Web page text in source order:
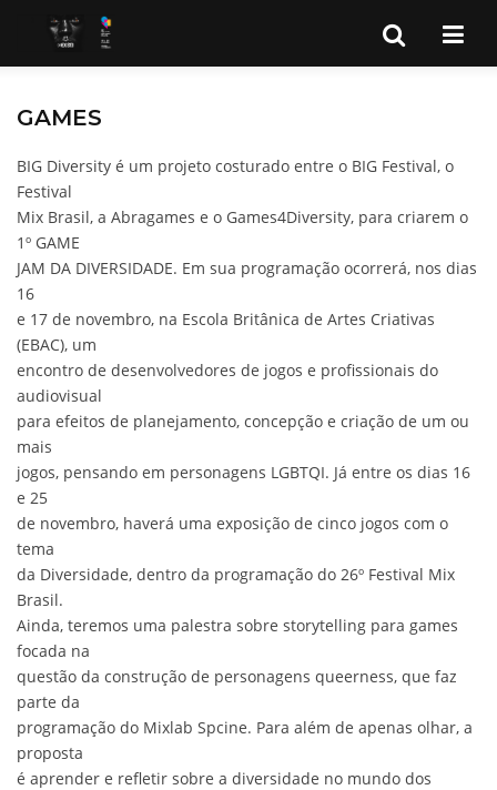
GAMES
BIG Diversity é um projeto costurado entre o BIG Festival, o
Festival
Mix Brasil, a Abragames e o Games4Diversity, para criarem o
1º GAME
JAM DA DIVERSIDADE. Em sua programação ocorrerá, nos dias
16
e 17 de novembro, na Escola Britânica de Artes Criativas
(EBAC), um
encontro de desenvolvedores de jogos e profissionais do
audiovisual
para efeitos de planejamento, concepção e criação de um ou
mais
jogos, pensando em personagens LGBTQI. Já entre os dias 16
e 25
de novembro, haverá uma exposição de cinco jogos com o
tema
da Diversidade, dentro da programação do 26º Festival Mix
Brasil.
Ainda, teremos uma palestra sobre storytelling para games
focada na
questão da construção de personagens queerness, que faz
parte da
programação do Mixlab Spcine. Para além de apenas olhar, a
proposta
é aprender e refletir sobre a diversidade no mundo dos